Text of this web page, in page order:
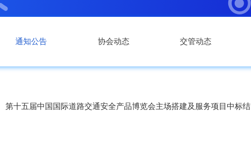
通知公告 协会动态 交管动态
第十五届中国国际道路交通安全产品博览会主场搭建及服务项目中标结